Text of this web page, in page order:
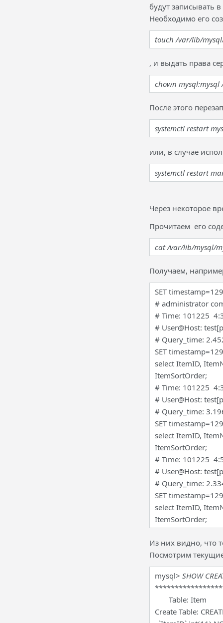
будут записывать
Необходимо его
touch /var/lib/
, и выдать права
chown
После этого
systemctl restart
или, в случае
systemctl restart
Через некоторое
Прочитаем его
cat /var/lib/mysql/
Получаем,
SET
# administrator
# Time: 101225
# User@Host:
# Query_time:
SET
select ItemID,
ItemSortOrder;
# Time: 101225
# User@Host:
# Query_time:
SET
select ItemID,
ItemSortOrder;
# Time: 101225
# User@Host:
# Query_time:
SET
select ItemID,
ItemSortOrder;
Из них видно, что
Посмотрим
mysql> SHOW
Table: Item
Create Table: